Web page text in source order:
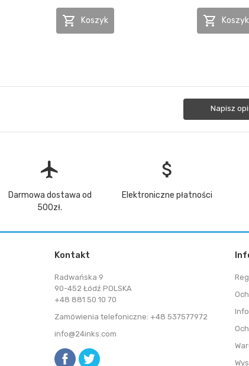
 Koszyk  Koszyk
Napisz
flight
Darmowa dostawa od
500zł.
attach_money
Elektroniczne płatności
Kontakt
Radwańska 9
90-452 Łódź POLSKA
+48 881 50 10 70
Zamówienia telefoniczne: +48 537577972
info@24inks.com